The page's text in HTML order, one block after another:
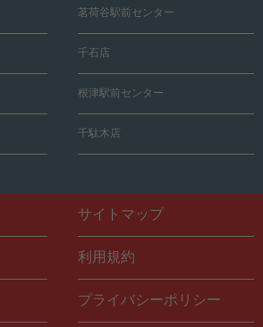
茗荷谷駅前センター
千石店
根津駅前センター
千駄木店
サイトマップ
利用規約
プライバシーポリシー